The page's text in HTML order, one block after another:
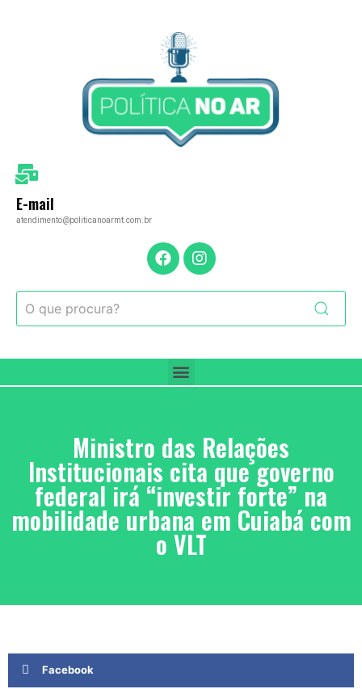
E-mail
atendimento@politicanoarmt.com.br
Ministro das Relações
Institucionais cita que governo
federal irá “investir forte” na
mobilidade urbana em Cuiabá com
o VLT
Facebook